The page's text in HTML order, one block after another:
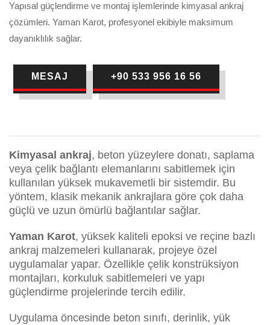
Yapısal güçlendirme ve montaj işlemlerinde kimyasal ankraj
çözümleri. Yaman Karot, profesyonel ekibiyle maksimum
dayanıklılık sağlar.
MESAJ +90 533 956 16 56
Kimyasal ankraj, beton yüzeylere donatı, saplama
veya çelik bağlantı elemanlarını sabitlemek için
kullanılan yüksek mukavemetli bir sistemdir. Bu
yöntem, klasik mekanik ankrajlara göre çok daha
güçlü ve uzun ömürlü bağlantılar sağlar.
Yaman Karot, yüksek kaliteli epoksi ve reçine bazlı
ankraj malzemeleri kullanarak, projeye özel
uygulamalar yapar. Özellikle çelik konstrüksiyon
montajları, korkuluk sabitlemeleri ve yapı
güçlendirme projelerinde tercih edilir.
Uygulama öncesinde beton sınıfı, derinlik, yük